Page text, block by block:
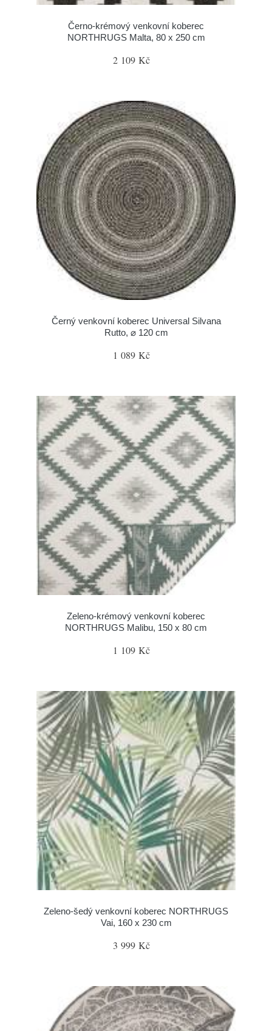
Černo-krémový venkovní koberec
NORTHRUGS Malta, 80 x 250 cm
2 109 Kč
Černý venkovní koberec Universal Silvana
Rutto, ⌀ 120 cm
1 089 Kč
Zeleno-krémový venkovní koberec
NORTHRUGS Malibu, 150 x 80 cm
1 109 Kč
Zeleno-šedý venkovní koberec NORTHRUGS
Vai, 160 x 230 cm
3 999 Kč